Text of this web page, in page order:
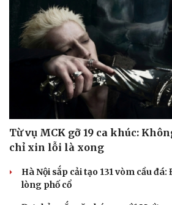
Từ vụ MCK gỡ 19 ca khúc:
chỉ xin lỗi là xong
Hà Nội sắp cải tạo 131 vòm cầu
lòng phố cổ